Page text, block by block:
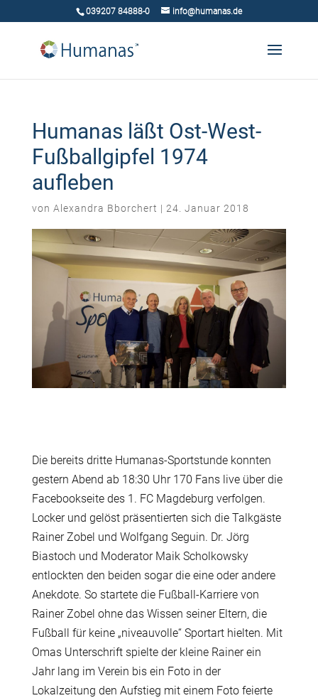
039207 84888-0 info@humanas.de
Humanas läßt Ost-West-
Fußballgipfel 1974
aufleben
von Alexandra Bborchert | 24. Januar 2018
Die bereits dritte Humanas-Sportstunde konnten
gestern Abend ab 18:30 Uhr 170 Fans live über die
Facebookseite des 1. FC Magdeburg verfolgen.
Locker und gelöst präsentierten sich die Talkgäste
Rainer Zobel und Wolfgang Seguin. Dr. Jörg
Biastoch und Moderator Maik Scholkowsky
entlockten den beiden sogar die eine oder andere
Anekdote. So startete die Fußball-Karriere von
Rainer Zobel ohne das Wissen seiner Eltern, die
Fußball für keine „niveauvolle“ Sportart hielten. Mit
Omas Unterschrift spielte der kleine Rainer ein
Jahr lang im Verein bis ein Foto in der
Lokalzeitung den Aufstieg mit einem Foto feierte